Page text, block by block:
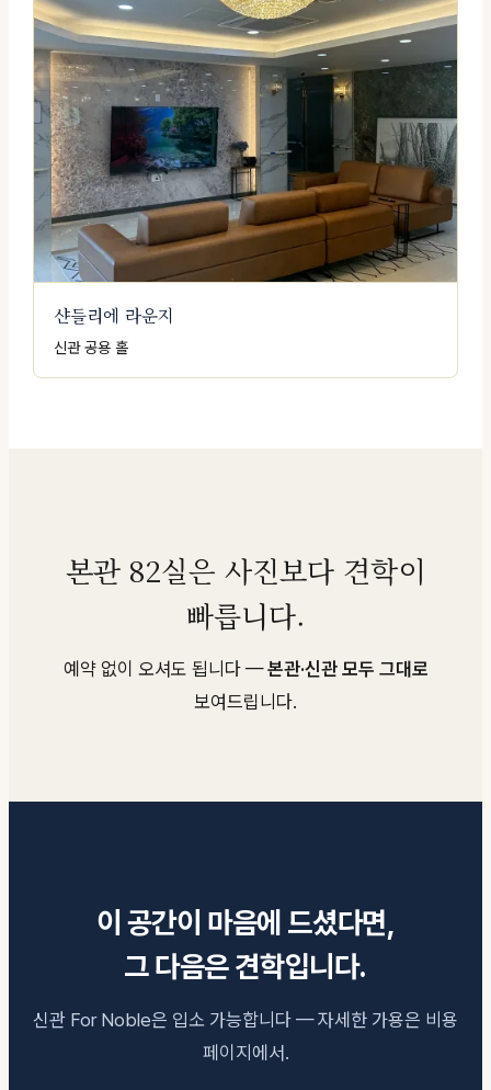
샨들리에 라운지
신관 공용 홀
본관 82실은 사진보다 견학이
빠릅니다.
예약 없이 오셔도 됩니다 —본관·신관 모두 그대로
보여드립니다.
이 공간이 마음에 드셨다면,
그 다음은 견학입니다.
신관 For Noble은 입소 가능합니다 — 자세한 가용은 비용
페이지에서.